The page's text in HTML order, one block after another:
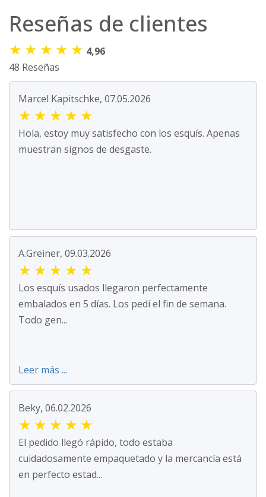
Reseñas de clientes
★ ★ ★ ★ ★ 4,96
48 Reseñas
Marcel Kapitschke, 07.05.2026
★ ★ ★ ★ ★
Hola, estoy muy satisfecho con los esquís. Apenas
muestran signos de desgaste.
A.Greiner, 09.03.2026
★ ★ ★ ★ ★
Los esquís usados llegaron perfectamente
embalados en 5 días. Los pedí el fin de semana.
Todo gen...
Leer más ...
Beky, 06.02.2026
★ ★ ★ ★ ★
El pedido llegó rápido, todo estaba
cuidadosamente empaquetado y la mercancía está
en perfecto estad...